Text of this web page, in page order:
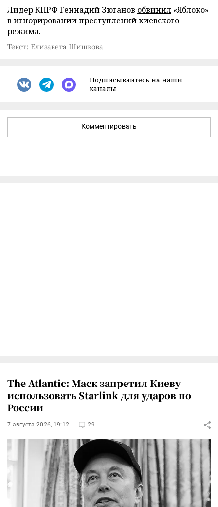
Лидер КПРФ Геннадий Зюганов обвинил «Яблоко»
в игнорировании преступлений киевского
режима.
Текст: Елизавета Шишкова
Подписывайтесь на наши
каналы
Комментировать
The Atlantic: Маск запретил Киеву
использовать Starlink для ударов по
России
7 августа 2026, 19:12 29